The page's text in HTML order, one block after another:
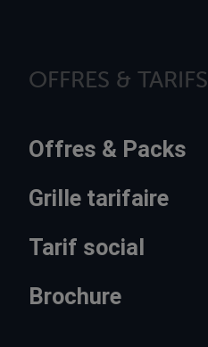
OFFRES & TARIFS
Offres & Packs
Grille tarifaire
Tarif social
Brochure